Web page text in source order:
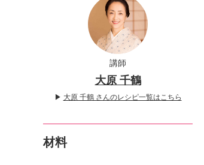
講師
大原 千鶴
▶ 大原 千鶴 さんのレシピ一覧はこちら
材料